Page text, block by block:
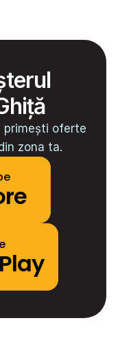
primești oferte
zona ta.